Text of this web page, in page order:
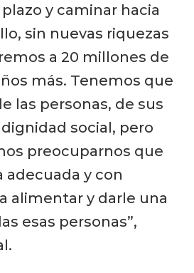
y caminar hacia
sin nuevas riquezas
a 20 millones de
más. Tenemos que
las personas, de sus
social, pero
preocuparnos que
adecuada y con
alimentar y darle una
esas personas”,